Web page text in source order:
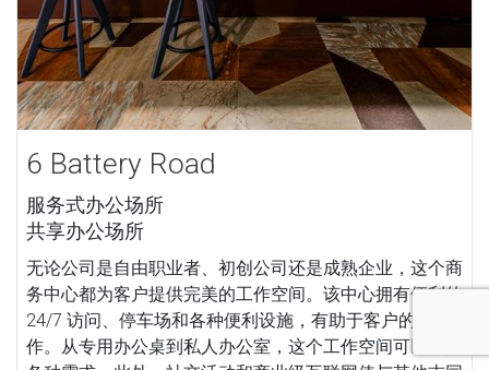
6 Battery Road
服务式办公场所
共享办公场所
无论公司是自由职业者、初创公司还是成熟企业，这个商
务中心都为客户提供完美的工作空间。该中心拥有便利的
24/7 访问、停车场和各种便利设施，有助于客户的顺利工
作。从专用办公桌到私人办公室，这个工作空间可以满足